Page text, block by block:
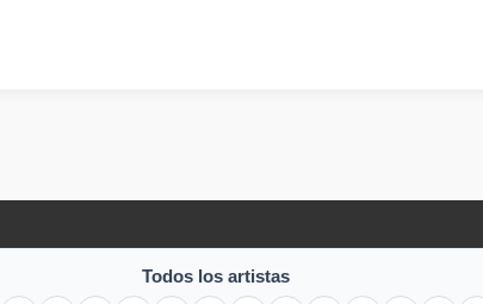
Todos los artistas